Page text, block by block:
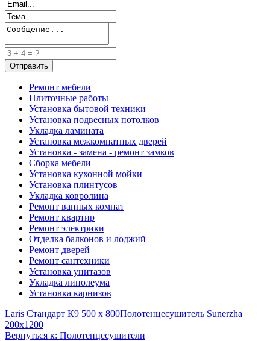
Ремонт мебели
Плиточные работы
Установка бытовой техники
Установка подвесных потолков
Укладка ламината
Установка межкомнатных дверей
Установка - замена - ремонт замков
Сборка мебели
Установка кухонной мойки
Установка плинтусов
Укладка ковролина
Ремонт ванных комнат
Ремонт квартир
Ремонт электрики
Отделка балконов и лоджий
Ремонт дверей
Ремонт сантехники
Установка унитазов
Укладка линолеума
Установка карнизов
Laris Стандарт К9 500 х 800Полотенцесушитель Sunerzha
200x1200
Вернуться к: Полотенцесушители